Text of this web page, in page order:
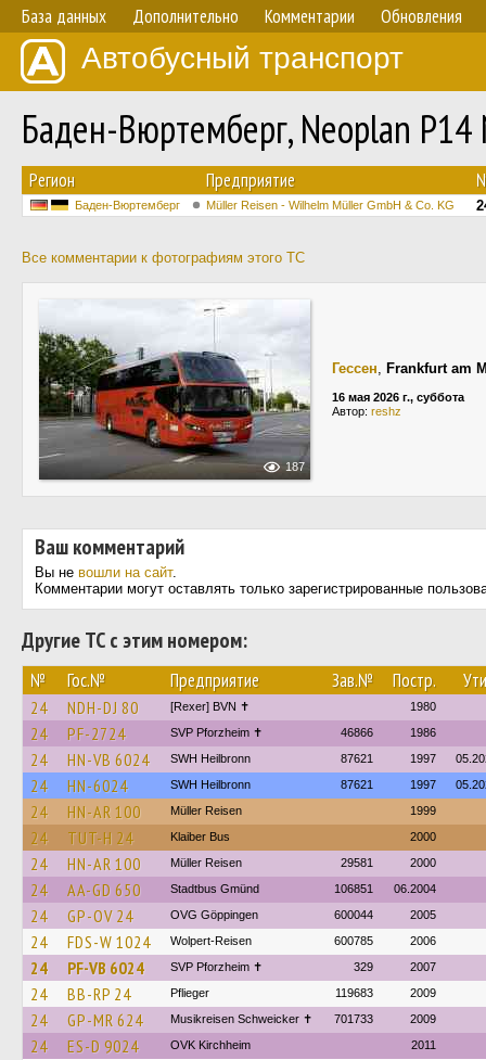
База данных Дополнительно Комментарии Обновления
Автобусный транспорт
Баден-Вюртемберг, Neoplan
Регион Предприятие
Баден-Вюртемберг Müller Reisen - Wilhelm Müller GmbH & Co. KG
Все комментарии к фотографиям этого ТС
187
Гессен, Frankfurt am
16 мая 2026 г., суббота
Автор: reshz
Ваш комментарий
Вы не вошли на сайт.
Комментарии могут оставлять только зарегистрированные
Другие ТС с этим номером:
№ Гос.№ Предприятие Зав.№ Постр.
24 NDH-DJ 80 [Rexer] BVN ✝︎ 1980
24 PF-2724 SVP Pforzheim ✝ 46866 1986
24 HN-VB 6024 SWH Heilbronn 87621 1997
24 HN-6024 SWH Heilbronn 87621 1997
24 HN-AR 100 Müller Reisen 1999
24 TUT-H 24 Klaiber Bus 2000
24 HN-AR 100 Müller Reisen 29581 2000
24 AA-GD 650 Stadtbus Gmünd 106851 06.2004
24 GP-OV 24 OVG Göppingen 600044 2005
24 FDS-W 1024 Wolpert-Reisen 600785 2006
24 PF-VB 6024 SVP Pforzheim ✝ 329 2007
24 BB-RP 24 Pflieger 119683 2009
24 GP-MR 624 Musikreisen Schweicker ✝ 701733 2009
24 ES-D 9024 OVK Kirchheim 2011